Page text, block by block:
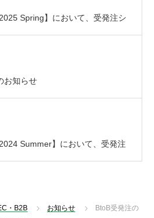
Spring】において、受発注シ
お知らせ
Summer】において、受発注
・B2B お知らせ
BtoB受発注の